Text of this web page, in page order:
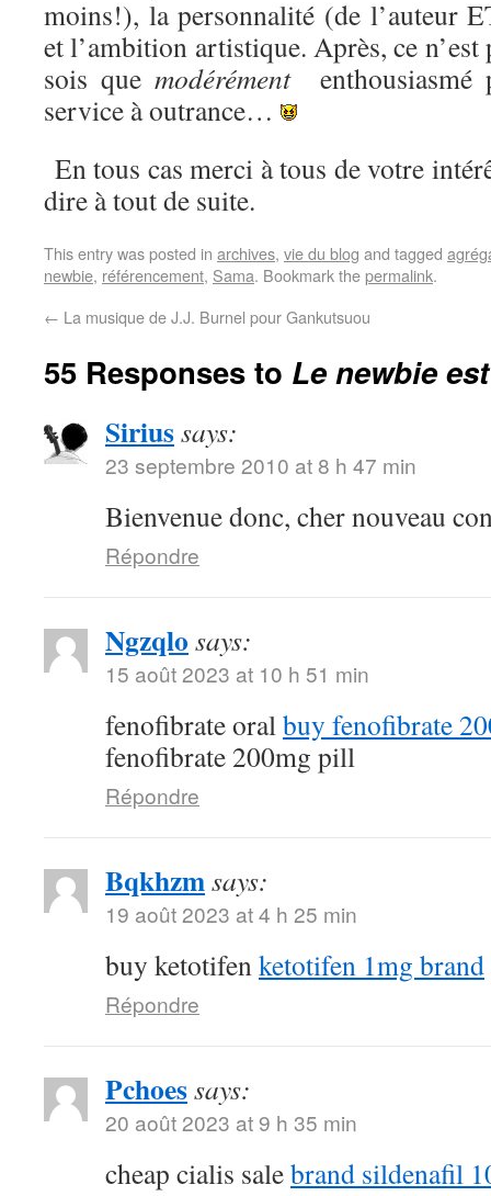
moins!), la personnalité (de l’auteur
et l’ambition artistique. Après, ce n’est
sois que modérément
service à outrance…
En tous cas merci à tous de votre
dire à tout de suite.
This entry was posted in archives, vie du blog and tagged
newbie, référencement, Sama. Bookmark thepermalink.
← La musique de J.J. Burnel pour Gankutsuou
55 Responses to Le newbie
Siriussays:
23 septembre 2010 at 8 h 47 min
Bienvenue donc, cher nouveau
Répondre
Ngzqlo says:
15 août 2023 at 10 h 51 min
fenofibrate oralbuy fenofibrate
fenofibrate 200mg pill
Répondre
Bqkhzmsays:
19 août 2023 at 4 h 25 min
buy ketotifenketotifen 1mg brand
Répondre
Pchoessays:
20 août 2023 at 9 h 35 min
cheap cialis salebrand sildenafil